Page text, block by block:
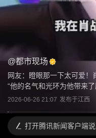
@都市现场
网友：瞪眼那一下太可爱！
“他的名气和光环为他带来了
2026-06-26 21:07 发布于江西
打开腾讯新闻客户端